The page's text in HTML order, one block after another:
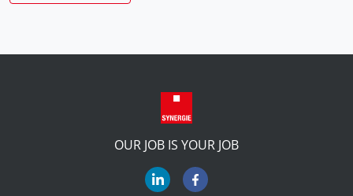
OUR JOB IS YOUR JOB